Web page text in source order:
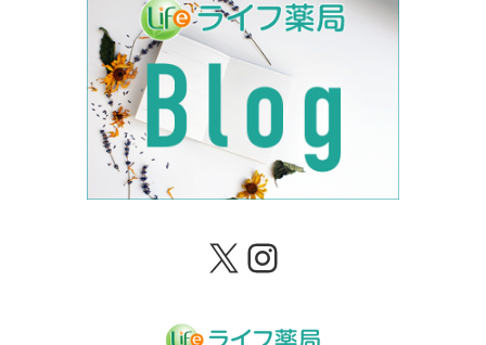
X Instagram